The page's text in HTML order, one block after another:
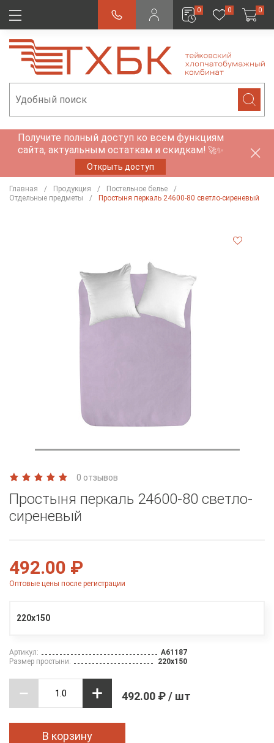
0 0 0
Получите полный доступ ко всем функциям
сайта, актуальным остаткам и скидкам! 🚀✨
Открыть доступ
Главная Продукция
Постельное белье
Отдельные предметы
Простыня перкаль 24600-80 светло-сиреневый
0 отзывов
Простыня перкаль 24600-80 светло-
сиреневый
492.00 ₽
Оптовые цены после регистрации
220х150
Артикул:
A61187
Размер простыни:
220х150
492.00 ₽ / шт
В корзину